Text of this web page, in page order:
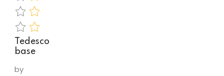
legen, liegen,
…
Tedesco
base
by